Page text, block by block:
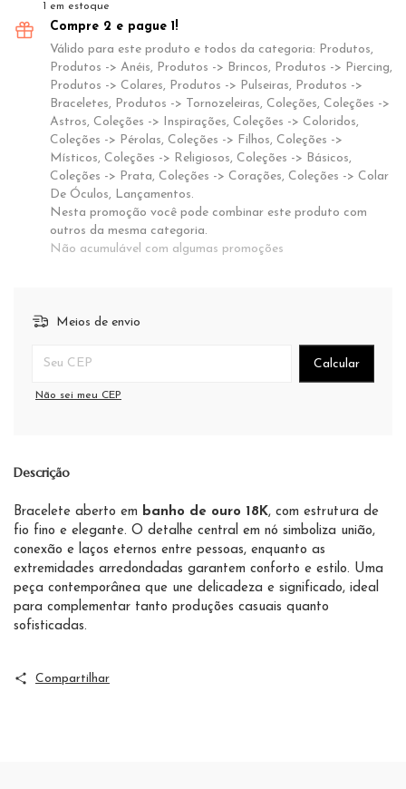
1 em estoque
Compre 2 e pague 1!
Válido para este produto e todos da categoria: Produtos,
Produtos -> Anéis, Produtos -> Brincos, Produtos -> Piercing,
Produtos -> Colares, Produtos -> Pulseiras, Produtos ->
Braceletes, Produtos -> Tornozeleiras, Coleções, Coleções ->
Astros, Coleções -> Inspirações, Coleções -> Coloridos,
Coleções -> Pérolas, Coleções -> Filhos, Coleções ->
Místicos, Coleções -> Religiosos, Coleções -> Básicos,
Coleções -> Prata, Coleções -> Corações, Coleções -> Colar
De Óculos, Lançamentos.
Nesta promoção você pode combinar este produto com
outros da mesma categoria.
Não acumulável com algumas promoções
Meios de envio
Calcular
Não sei meu CEP
Descrição
Bracelete aberto em banho de ouro 18K, com estrutura de
fio fino e elegante. O detalhe central em nó simboliza união,
conexão e laços eternos entre pessoas, enquanto as
extremidades arredondadas garantem conforto e estilo. Uma
peça contemporânea que une delicadeza e significado, ideal
para complementar tanto produções casuais quanto
sofisticadas.
Compartilhar